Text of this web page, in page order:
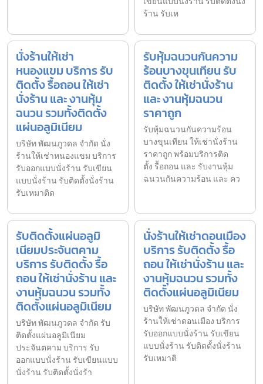
ร้าน รับเห
นั่งร้านให้เช่า
หนองแขม บริการ รับ
ติดตั้ง รื้อถอน ให้เช่า
นั่งร้าน และ งานหุ้ม
ฉนวน รวมทั้งติดตั้ง
แผ่นอลูมิเนียม
บริษัท พัฒนภูวดล จำกัด นั่ง
ร้านให้เช่าหนองแขม บริการ
รับออกแบบนั่งร้าน รับเขียน
แบบนั่งร้าน รับติดตั้งนั่งร้าน
รับเหมาติด
รับหุ้มฉนวนกันความ
ร้อนบางขุนเทียน รับ
ติดตั้ง ให้เช่านั่งร้าน
และ งานหุ้มฉนวน
ราคาถูก
รับหุ้มฉนวนกันความร้อน
บางขุนเทียน ให้เช่านั่งร้าน
ราคาถูก พร้อมบริการติด
ตั้ง รื้อถอน และ รับงานหุ้ม
ฉนวนกันความร้อน และ คว
รับติดตั้งแผ่นอลูมิ
เนียมประจันตคาม
บริการ รับติดตั้ง รื้อ
ถอน ให้เช่านั่งร้าน และ
งานหุ้มฉนวน รวมทั้ง
ติดตั้งแผ่นอลูมิเนียม
บริษัท พัฒนภูวดล จำกัด รับ
ติดตั้งแผ่นอลูมิเนียม
ประจันตคาม บริการ รับ
ออกแบบนั่งร้าน รับเขียนแบบ
นั่งร้าน รับติดตั้งนั่งร้า
นั่งร้านให้เช่าดอนเมือง
บริการ รับติดตั้ง รื้อ
ถอน ให้เช่านั่งร้าน และ
งานหุ้มฉนวน รวมทั้ง
ติดตั้งแผ่นอลูมิเนียม
บริษัท พัฒนภูวดล จำกัด นั่ง
ร้านให้เช่าดอนเมือง บริการ
รับออกแบบนั่งร้าน รับเขียน
แบบนั่งร้าน รับติดตั้งนั่งร้าน
รับเหมาติ